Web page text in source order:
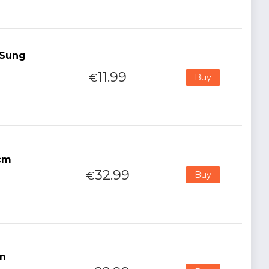
€11.99 Buy
€32.99 Buy